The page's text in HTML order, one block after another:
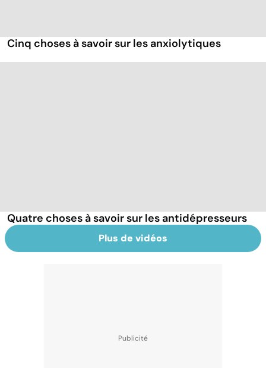
Cinq choses à savoir sur les anxiolytiques
Quatre choses à savoir sur les antidépresseurs
Plus de vidéos